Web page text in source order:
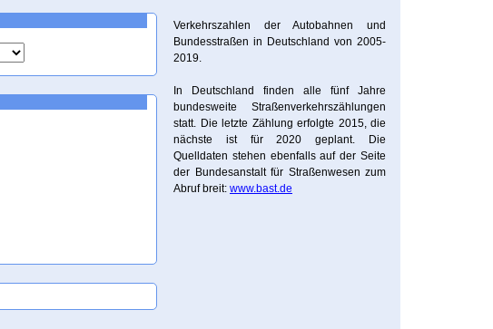
Verkehrszahlen der Autobahnen und
Bundesstraßen in Deutschland von 2005-
2019.
In Deutschland finden alle fünf Jahre
bundesweite Straßenverkehrszählungen
statt. Die letzte Zählung erfolgte 2015, die
nächste ist für 2020 geplant. Die
Quelldaten stehen ebenfalls auf der Seite
der Bundesanstalt für Straßenwesen zum
Abruf breit: www.bast.de